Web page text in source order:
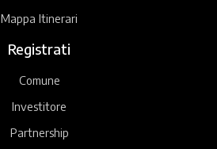
Mappa Itinerari
Registrati
Comune
Investitore
Partnership